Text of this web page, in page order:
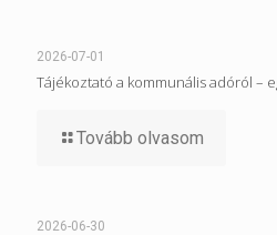
2026-07-01
Tájékoztató a kommunális adóról –
Tovább olvasom
2026-06-30